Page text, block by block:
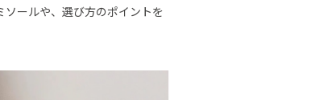
ールや、選び方のポイントを